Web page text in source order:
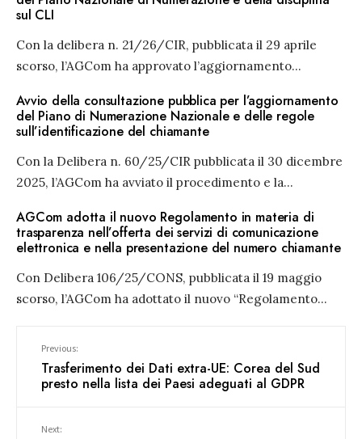
sul CLI
Con la delibera n. 21/26/CIR, pubblicata il 29 aprile
scorso, l’AGCom ha approvato l’aggiornamento...
Avvio della consultazione pubblica per l’aggiornamento
del Piano di Numerazione Nazionale e delle regole
sull’identificazione del chiamante
Con la Delibera n. 60/25/CIR pubblicata il 30 dicembre
2025, l’AGCom ha avviato il procedimento e la...
AGCom adotta il nuovo Regolamento in materia di
trasparenza nell’offerta dei servizi di comunicazione
elettronica e nella presentazione del numero chiamante
Con Delibera 106/25/CONS, pubblicata il 19 maggio
scorso, l’AGCom ha adottato il nuovo “Regolamento...
Previous:
Trasferimento dei Dati extra-UE: Corea del Sud
presto nella lista dei Paesi adeguati al GDPR
Next: